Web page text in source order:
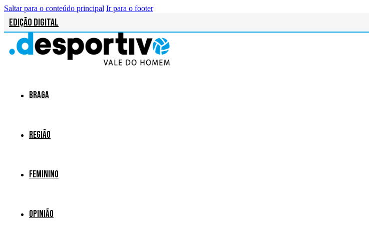
Saltar para o conteúdo principal Ir para o footer
Edição Digital
Braga
Região
Feminino
Opinião